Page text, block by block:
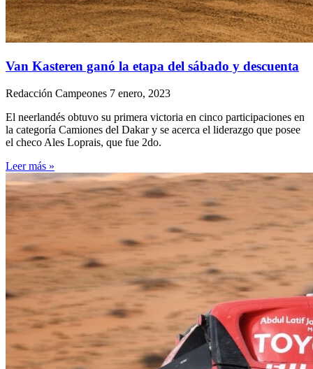
Van Kasteren ganó la etapa del sábado y descuenta
Redacción Campeones 7 enero, 2023
El neerlandés obtuvo su primera victoria en cinco participaciones en
la categoría Camiones del Dakar y se acerca el liderazgo que posee
el checo Ales Loprais, que fue 2do.
Leer más »